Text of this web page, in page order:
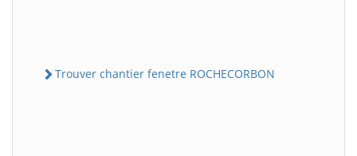
Trouver chantier fenetre ROCHECORBON